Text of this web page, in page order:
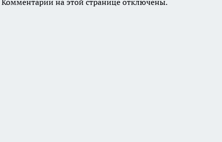
Комментарии на этой странице отключены.